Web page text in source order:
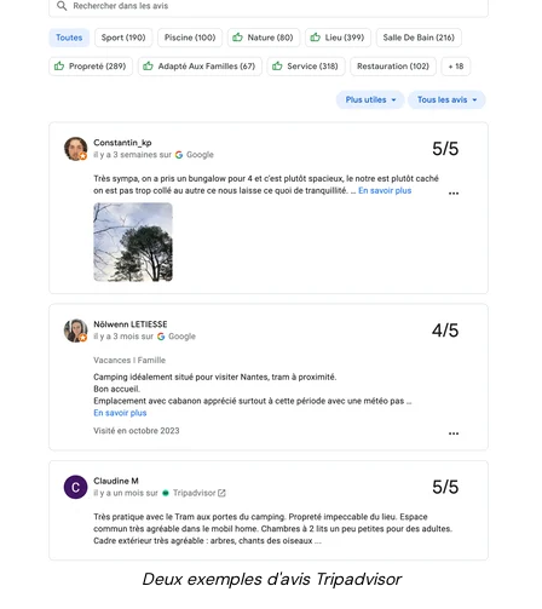
Deux exemples d'avis Tripadvisor